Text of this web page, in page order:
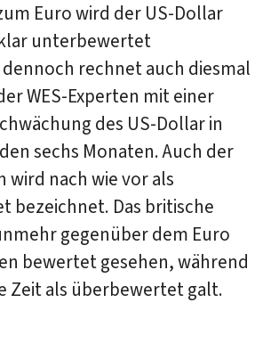
Euro wird der US-Dollar
unterbewertet
rechnet auch diesmal
WES-Experten mit einer
des US-Dollar in
sechs Monaten. Auch der
wird nach wie vor als
bezeichnet. Das britische
gegenüber dem Euro
bewertet gesehen, während
Zeit als überbewertet galt.